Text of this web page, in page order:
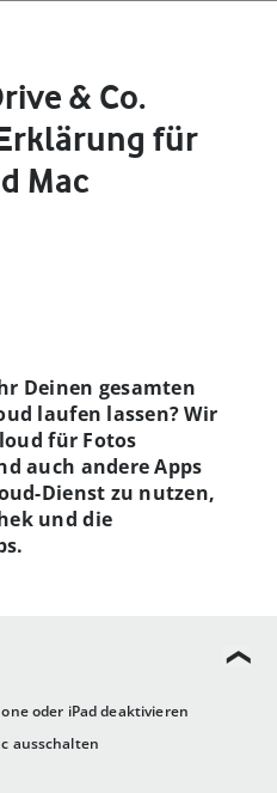
& Co.
für
Mac
oder iPad deaktivieren
ausschalten
Deinen gesamten
laufen lassen? Wir
für Fotos
auch andere Apps
Dienst zu nutzen,
und die